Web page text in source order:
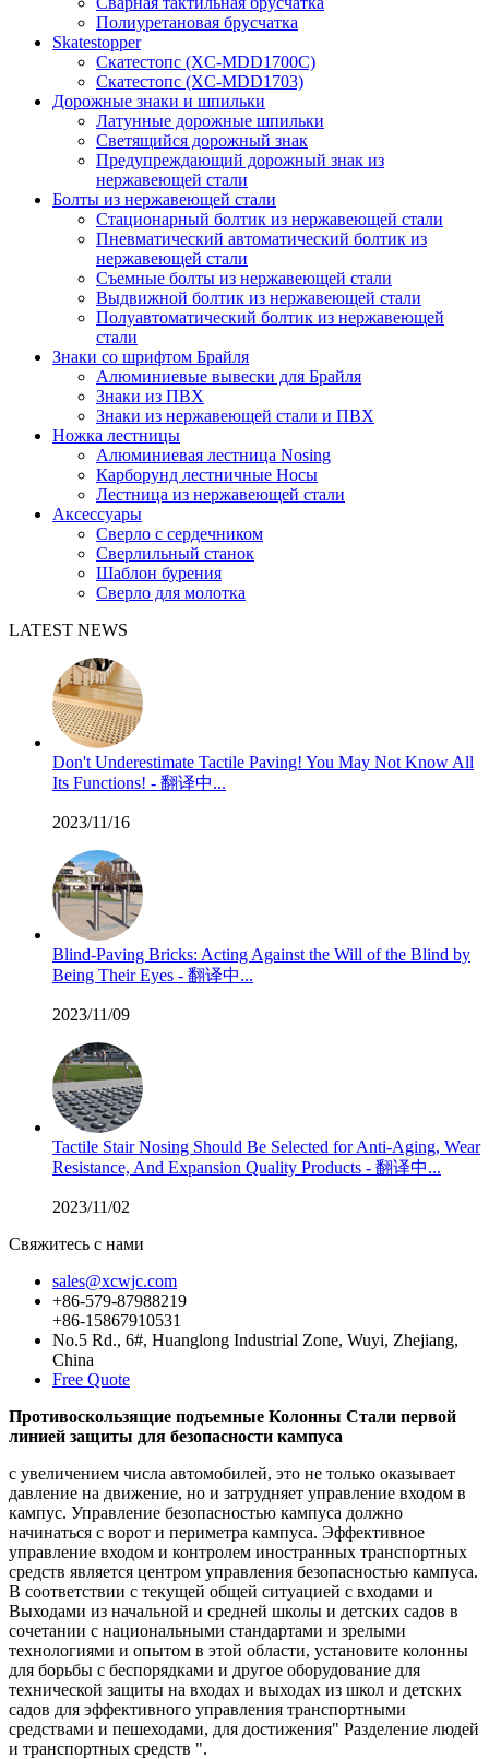
Полиуретановая брусчатка
Skatestopper
Скатестопс (XC-MDD1700C)
Скатестопс (XC-MDD1703)
Дорожные знаки и шпильки
Латунные дорожные шпильки
Светящийся дорожный знак
Предупреждающий дорожный знак из
нержавеющей стали
Болты из нержавеющей стали
Стационарный болтик из нержавеющей стали
Пневматический автоматический болтик из
нержавеющей стали
Съемные болты из нержавеющей стали
Выдвижной болтик из нержавеющей стали
Полуавтоматический болтик из нержавеющей
стали
Знаки со шрифтом Брайля
Алюминиевые вывески для Брайля
Знаки из ПВХ
Знаки из нержавеющей стали и ПВХ
Ножка лестницы
Алюминиевая лестница Nosing
Карборунд лестничные Носы
Лестница из нержавеющей стали
Аксессуары
Сверло с сердечником
Сверлильный станок
Шаблон бурения
Сверло для молотка
LATEST NEWS
Don't Underestimate Tactile Paving! You May Not Know All
Its Functions! - 翻译中...
2023/11/16
Blind-Paving Bricks: Acting Against the Will of the Blind by
Being Their Eyes - 翻译中...
2023/11/09
Tactile Stair Nosing Should Be Selected for Anti-Aging, Wear
Resistance, And Expansion Quality Products - 翻译中...
2023/11/02
Свяжитесь с нами
sales@xcwjc.com
+86-579-87988219
+86-15867910531
No.5 Rd., 6#, Huanglong Industrial Zone, Wuyi, Zhejiang,
China
Free Quote
Противоскользящие подъемные Колонны Стали первой
линией защиты для безопасности кампуса
с увеличением числа автомобилей, это не только оказывает
давление на движение, но и затрудняет управление входом в
кампус. Управление безопасностью кампуса должно
начинаться с ворот и периметра кампуса. Эффективное
управление входом и контролем иностранных транспортных
средств является центром управления безопасностью кампуса.
В соответствии с текущей общей ситуацией с входами и
Выходами из начальной и средней школы и детских садов в
сочетании с национальными стандартами и зрелыми
технологиями и опытом в этой области, установите колонны
для борьбы с беспорядками и другое оборудование для
технической защиты на входах и выходах из школ и детских
садов для эффективного управления транспортными
средствами и пешеходами, для достижения" Разделение людей
и транспортных средств ".